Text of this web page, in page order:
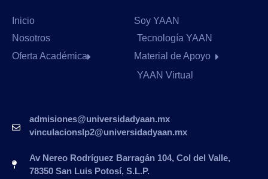
Inicio
Nosotros
Oferta Académica
Soy YAAN
Tecnología YAAN
Material de Apoyo
YAAN Virtual
admisiones@universidadyaan.mx
vinculacionslp2@universidadyaan.mx
Av Nereo Rodríguez Barragán 104, Col del Valle,
78350 San Luis Potosí, S.L.P.